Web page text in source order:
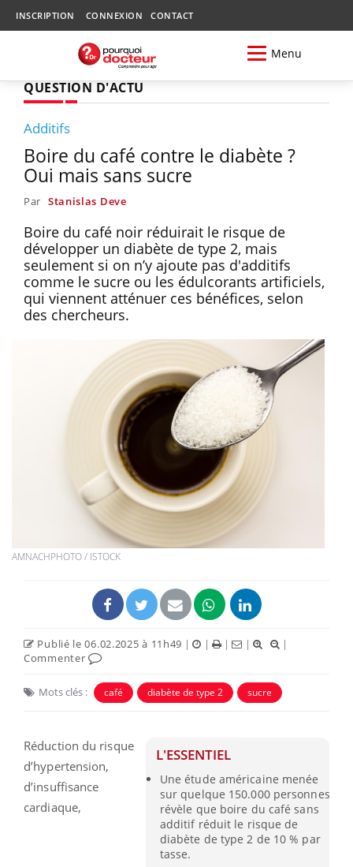
INSCRIPTION CONNEXION CONTACT
Menu
QUESTION D'ACTU
Additifs
Boire du café contre le diabète ?
Oui mais sans sucre
Par Stanislas Deve
Boire du café noir réduirait le risque de
développer un diabète de type 2, mais
seulement si on n’y ajoute pas d'additifs
comme le sucre ou les édulcorants artificiels,
qui viennent atténuer ces bénéfices, selon
des chercheurs.
AMNACHPHOTO / ISTOCK
Publié le 06.02.2025 à 11h49 | | | |
|
Commenter
Mots clés : café diabète de type 2 sucre
L'ESSENTIEL
Une étude américaine menée
sur quelque 150.000 personnes
révèle que boire du café sans
additif réduit le risque de
diabète de type 2 de 10 % par
tasse.
Réduction du risque
d’hypertension,
d’insuffisance
cardiaque,